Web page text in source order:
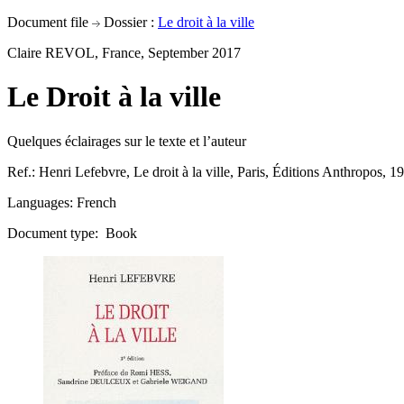
Document file Dossier : Le droit à la ville
Claire REVOL, France, September 2017
Le Droit à la ville
Quelques éclairages sur le texte et l’auteur
Ref.: Henri Lefebvre, Le droit à la ville, Paris, Éditions Anthropos,
Languages: French
Document type: Book